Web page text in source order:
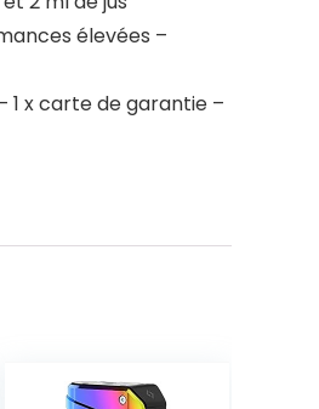
élevées –
1 x carte de garantie –